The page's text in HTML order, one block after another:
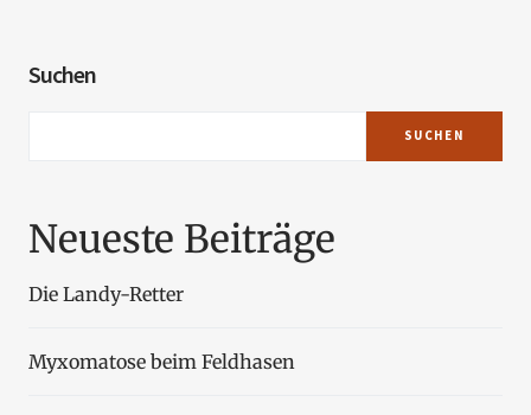
Suchen
SUCHEN
Neueste Beiträge
Die Landy-Retter
Myxomatose beim Feldhasen